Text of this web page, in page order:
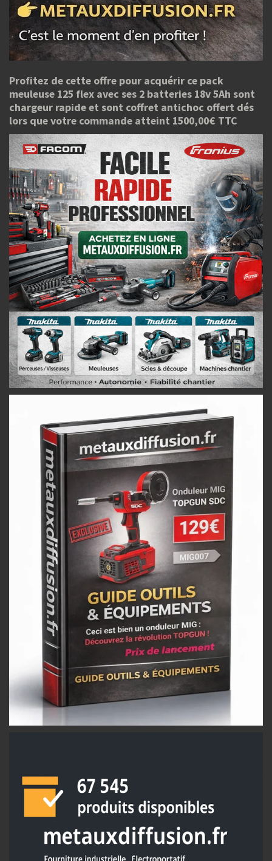
Profitez de cette offre pour acquérir ce pack
meuleuse 125 flex avec ses 2 batteries 18v 5Ah sont
chargeur rapide et sont coffret antichoc offert dés
lors que votre commande atteint 1500,00€ TTC